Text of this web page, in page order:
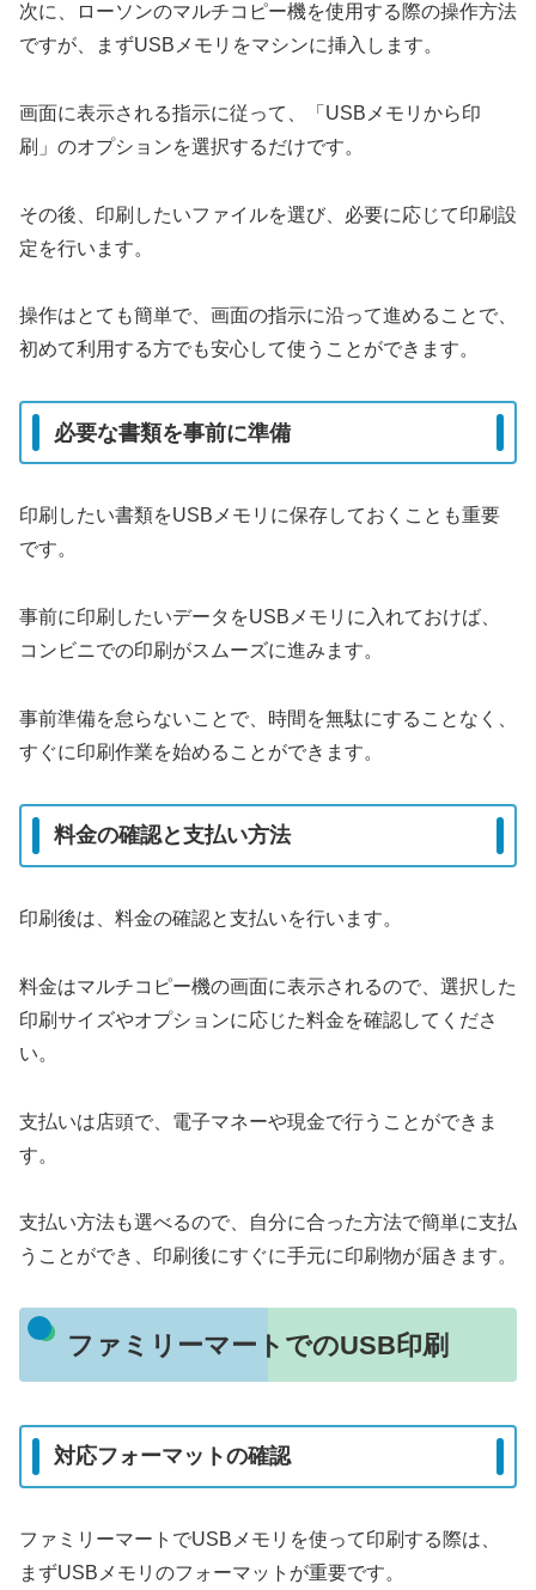
次に、ローソンのマルチコピー機を使用する際の操作方法
ですが、まずUSBメモリをマシンに挿入します。
画面に表示される指示に従って、「USBメモリから印
刷」のオプションを選択するだけです。
その後、印刷したいファイルを選び、必要に応じて印刷設
定を行います。
操作はとても簡単で、画面の指示に沿って進めることで、
初めて利用する方でも安心して使うことができます。
必要な書類を事前に準備
印刷したい書類をUSBメモリに保存しておくことも重要
です。
事前に印刷したいデータをUSBメモリに入れておけば、
コンビニでの印刷がスムーズに進みます。
事前準備を怠らないことで、時間を無駄にすることなく、
すぐに印刷作業を始めることができます。
料金の確認と支払い方法
印刷後は、料金の確認と支払いを行います。
料金はマルチコピー機の画面に表示されるので、選択した
印刷サイズやオプションに応じた料金を確認してくださ
い。
支払いは店頭で、電子マネーや現金で行うことができま
す。
支払い方法も選べるので、自分に合った方法で簡単に支払
うことができ、印刷後にすぐに手元に印刷物が届きます。
ファミリーマートでのUSB印刷
対応フォーマットの確認
ファミリーマートでUSBメモリを使って印刷する際は、
まずUSBメモリのフォーマットが重要です。